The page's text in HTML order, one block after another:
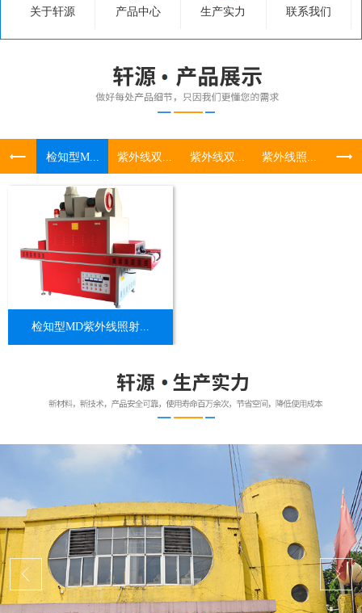
关于轩源 产品中心 生产实力 联系我们
检知型M... 紫外线双... 紫外线双... 紫外线照... UV
检知型MD紫外线照射...